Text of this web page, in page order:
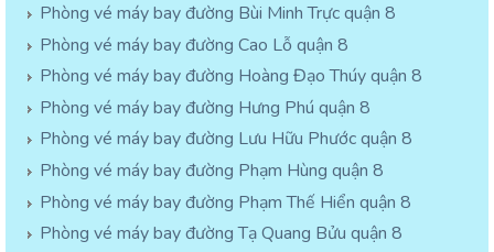
Phòng vé máy bay đường Bùi Minh Trực quận 8
Phòng vé máy bay đường Cao Lỗ quận 8
Phòng vé máy bay đường Hoàng Đạo Thúy quận 8
Phòng vé máy bay đường Hưng Phú quận 8
Phòng vé máy bay đường Lưu Hữu Phước quận 8
Phòng vé máy bay đường Phạm Hùng quận 8
Phòng vé máy bay đường Phạm Thế Hiển quận 8
Phòng vé máy bay đường Tạ Quang Bửu quận 8